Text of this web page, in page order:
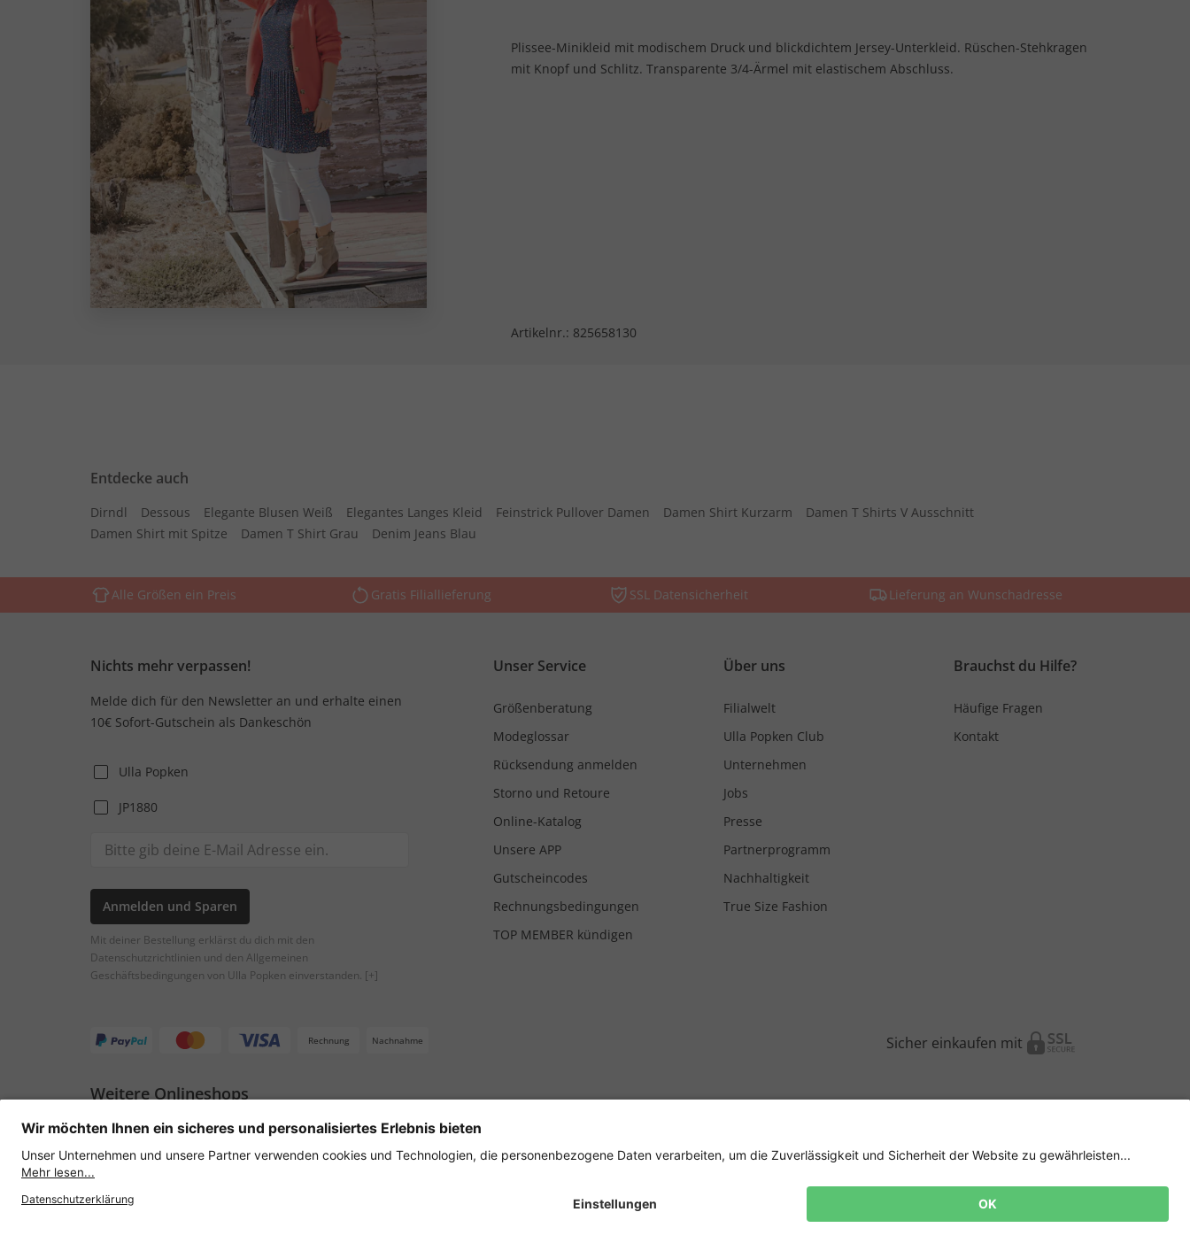
Plissee-Minikleid mit modischem Druck und blickdichtem Jersey-Unterkleid. Rüschen-Stehkragen
mit Knopf und Schlitz. Transparente 3/4-Ärmel mit elastischem Abschluss.
Artikelnr.: 825658130
Entdecke auch
Dirndl Dessous Elegante Blusen Weiß Elegantes Langes Kleid Feinstrick Pullover Damen Damen Shirt Kurzarm
Damen T Shirts V Ausschnitt
Damen Shirt mit Spitze
Damen T Shirt Grau Denim Jeans Blau
Alle Größen ein Preis Gratis Filiallieferung SSL Datensicherheit Lieferung an Wunschadresse
Nichts mehr verpassen!
Melde dich für den Newsletter an und erhalte einen
10€ Sofort-Gutschein als Dankeschön
Ulla Popken
JP1880
Anmelden und Sparen
Mit deiner Bestellung erklärst du dich mit den
Datenschutzrichtlinien und den Allgemeinen
Geschäftsbedingungen von Ulla Popken einverstanden. [+]
Unser Service
Größenberatung
Modeglossar
Rücksendung anmelden
Storno und Retoure
Online-Katalog
Unsere APP
Gutscheincodes
Rechnungsbedingungen
TOP MEMBER kündigen
Über uns
Filialwelt
Ulla Popken Club
Unternehmen
Jobs
Presse
Partnerprogramm
Nachhaltigkeit
True Size Fashion
Brauchst du Hilfe?
Häufige Fragen
Kontakt
Rechnung Nachnahme Sicher einkaufen mit
Weitere Onlineshops
Österreich